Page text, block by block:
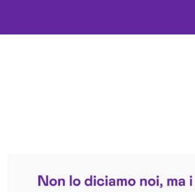
Trustpilot